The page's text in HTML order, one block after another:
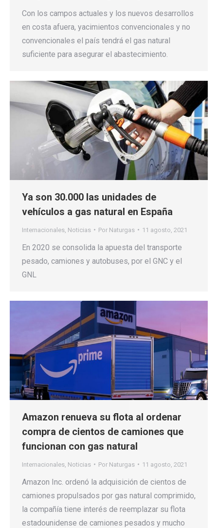
Con los campos actuales y los nuevos desarrollos
en costa afuera, yacimientos convencionales y no
convencionales el país tendrá el gas natural
suficiente para asegurar el abastecimiento.
Ya son 30.000 las unidades de
vehículos a gas natural en España
Internacionales Noticias Por Naturgas 11 agosto, 2021
En 2020 se consolida la apuesta del transporte
pesado, camiones y autobuses, por el GNC y el
GNL
Amazon renueva su flota al ordenar
compra de cientos de camiones que
funcionan con gas natural
Internacionales Noticias Por Naturgas 11 agosto, 2021
Amazon Inc. ordenó la adquisición de cientos de
camiones propulsados por gas natural comprimido,
la compañía tiene interés de reemplazar su flota
estadounidense de camiones pesados y mucho